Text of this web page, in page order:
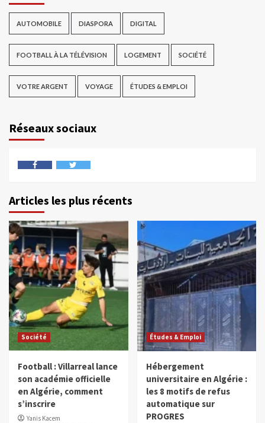
AUTOMOBILE DIASPORA DIGITAL
FOOTBALL À LA TÉLÉVISION LOGEMENT SOCIÉTÉ
VOTRE ARGENT VOYAGE ÉTUDES & EMPLOI
Réseaux sociaux
Articles les plus récents
Société
Football : Villarreal lance
son académie officielle
en Algérie, comment
s’inscrire
Yanis Kacem
Études & Emploi
Hébergement
universitaire en Algérie :
les 8 motifs de refus
automatique sur
PROGRES